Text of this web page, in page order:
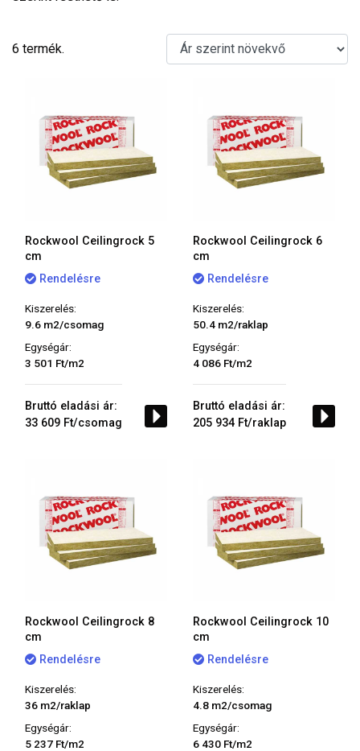
6 termék.
Rockwool Ceilingrock 5
cm
Rendelésre
Kiszerelés:
9.6 m2/csomag
Egységár:
3 501 Ft/m2
Bruttó eladási ár:
33 609 Ft/csomag
Rockwool Ceilingrock 6
cm
Rendelésre
Kiszerelés:
50.4 m2/raklap
Egységár:
4 086 Ft/m2
Bruttó eladási ár:
205 934 Ft/raklap
Rockwool Ceilingrock 8
cm
Rendelésre
Kiszerelés:
36 m2/raklap
Egységár:
5 237 Ft/m2
Rockwool Ceilingrock 10
cm
Rendelésre
Kiszerelés:
4.8 m2/csomag
Egységár:
6 430 Ft/m2